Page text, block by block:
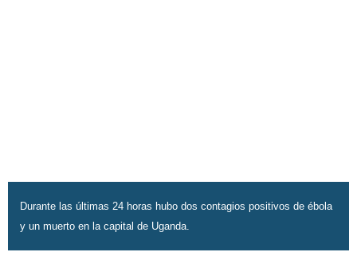
Durante las últimas 24 horas hubo dos contagios positivos de ébola
y un muerto en la capital de Uganda.